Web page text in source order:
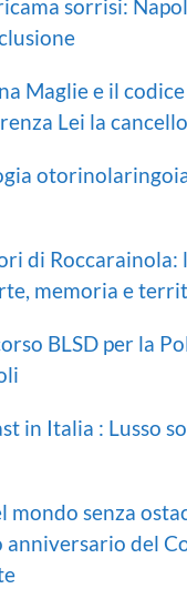
sorrisi:
Maglie e il codice
Lei la
di Roccarainola:
memoria e
BLSD per la
in Italia : Lusso
mondo senza
del